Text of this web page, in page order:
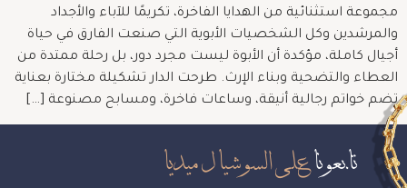
مجموعة استثنائية من الهدايا الفاخرة، تكريمًا للآباء والأجداد
والمرشدين وكل الشخصيات الأبوية التي صنعت الفارق في حياة
أجيال كاملة، مؤكدة أن الأبوة ليست مجرد دور، بل رحلة ممتدة من
العطاء والتضحية وبناء الإرث. طرحت الدار تشكيلة مختارة بعناية
تضم خواتم رجالية أنيقة، وساعات فاخرة، ومسابح مصنوعة […]
تابعوناعلى السوشيال ميديا